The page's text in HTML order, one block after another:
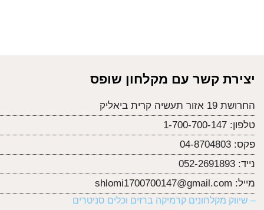
יצירת קשר עם מקלחון שופס
החרושת 19 אזור תעשיה קרית ביאליק
טלפון: 1-700-700-147
פקס: 04-8704803
נייד: 052-2691893
מייל: shlomi1700700147@gmail.com
– שיווק מקלחונים קרמיקה ברזים וכלים סניטרים